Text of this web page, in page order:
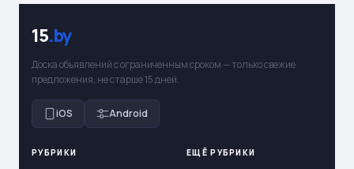
15.by
Доска объявлений с ограниченным сроком — только свежие
предложения, не старше 15 дней.
iOS Android
РУБРИКИ ЕЩЁ РУБРИКИ